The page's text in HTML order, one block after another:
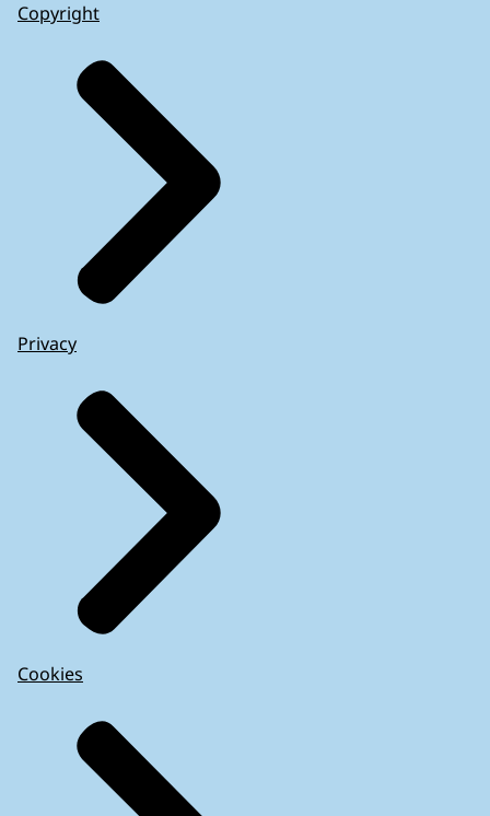
Copyright
Privacy
Cookies